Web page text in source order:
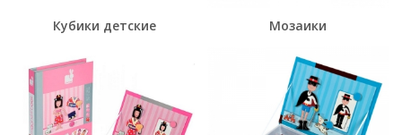
Кубики детские Мозаики